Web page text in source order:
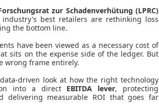
zur Schadenverhütung (LPRC)
best retailers are rethinking loss
the bottom line.
have been viewed as a necessary cost of
sits on the expense side of the ledger. But
wrong frame entirely.
driven look at how the right technology
into a direct EBITDA lever, protecting
delivering measurable ROI that goes far